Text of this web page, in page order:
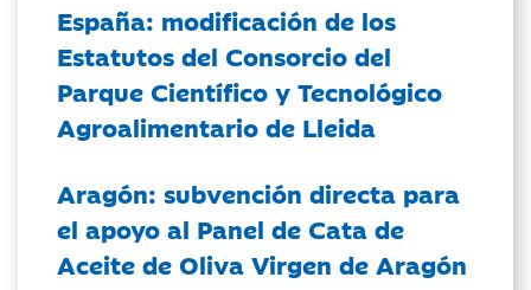
España: modificación de los
Estatutos del Consorcio del
Parque Científico y Tecnológico
Agroalimentario de Lleida
Aragón: subvención directa para
el apoyo al Panel de Cata de
Aceite de Oliva Virgen de Aragón